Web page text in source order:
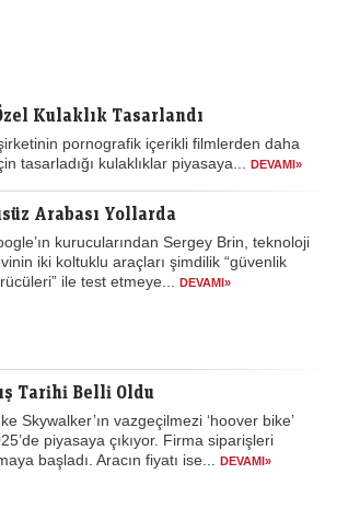
Kulaklık Tasarlandı
pornografik içerikli filmlerden daha
tasarladığı kulaklıklar piyasaya... DEVAMI»
Arabası Yollarda
kurucularından Sergey Brin, teknoloji
iki koltuklu araçları şimdilik “güvenlik
ile test etmeye... DEVAMI»
Tarihi Belli Oldu
Skywalker’ın vazgeçilmezi ‘hoover bike’
piyasaya çıkıyor. Firma siparişleri
başladı. Aracın fiyatı ise... DEVAMI»